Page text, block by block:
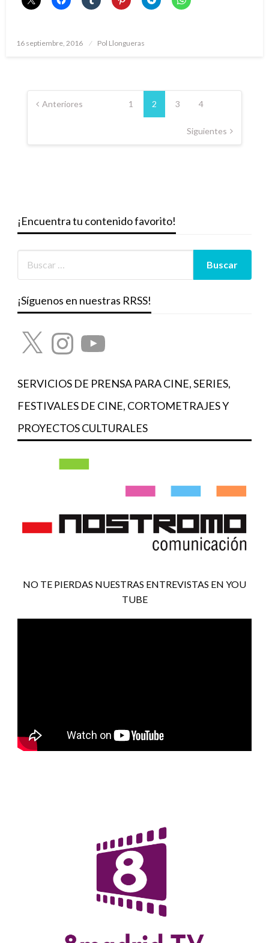
Publicado
16 septiembre, 2016 Pol Llongueras
Paginación
de Anteriores 1 2 3 4
Siguientes
¡Encuentra tu contenido favorito!
¡Síguenos en nuestras RRSS!
X InstagramYouTube
SERVICIOS DE PRENSA PARA CINE, SERIES,
FESTIVALES DE CINE, CORTOMETRAJES Y
PROYECTOS CULTURALES
NO TE PIERDAS NUESTRAS ENTREVISTAS EN YOU
TUBE